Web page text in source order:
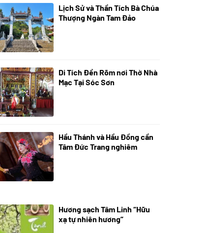
05/07/2024
Lịch Sử và Thần Tích Bà Chúa
Thượng Ngàn Tam Đảo
05/07/2024
Di Tích Đền Rõm nơi Thờ Nhà
Mạc Tại Sóc Sơn
05/07/2024
Hầu Thánh và Hầu Đồng cần
Tâm Đức Trang nghiêm
28/10/2025
Hương sạch Tâm Linh “Hữu
xạ tự nhiên hương”